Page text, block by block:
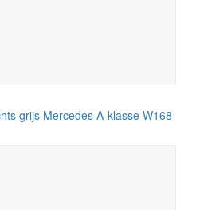
grijs Mercedes A-klasse W168